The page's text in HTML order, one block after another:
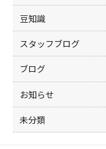
豆知識
スタッフブログ
ブログ
お知らせ
未分類